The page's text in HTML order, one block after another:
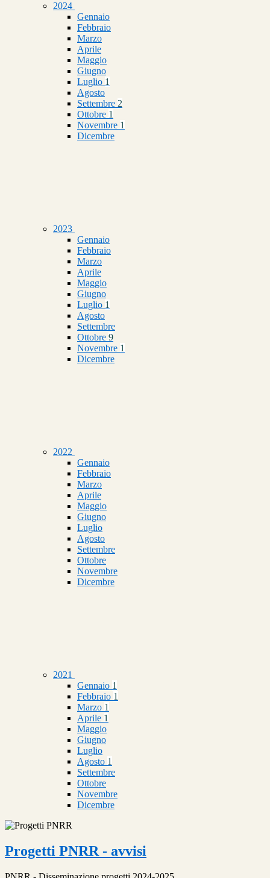
2024
Gennaio
Febbraio
Marzo
Aprile
Maggio
Giugno
Luglio 1
Agosto
Settembre 2
Ottobre 1
Novembre 1
Dicembre
2023
Gennaio
Febbraio
Marzo
Aprile
Maggio
Giugno
Luglio 1
Agosto
Settembre
Ottobre 9
Novembre 1
Dicembre
2022
Gennaio
Febbraio
Marzo
Aprile
Maggio
Giugno
Luglio
Agosto
Settembre
Ottobre
Novembre
Dicembre
2021
Gennaio 1
Febbraio 1
Marzo 1
Aprile 1
Maggio
Giugno
Luglio
Agosto 1
Settembre
Ottobre
Novembre
Dicembre
Progetti PNRR - avvisi